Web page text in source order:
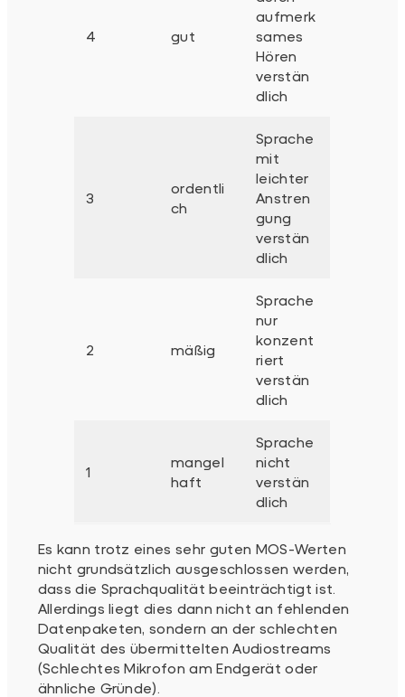
4 gut
aufmerk
sames
Hören
verstän
dlich
3
ordentli
ch
Sprache
mit
leichter
Anstren
gung
verstän
dlich
2 mäßig
Sprache
nur
konzent
riert
verstän
dlich
1
mangel
haft
Sprache
nicht
verstän
dlich
Es kann trotz eines sehr guten MOS-Werten
nicht grundsätzlich ausgeschlossen werden,
dass die Sprachqualität beeinträchtigt ist.
Allerdings liegt dies dann nicht an fehlenden
Datenpaketen, sondern an der schlechten
Qualität des übermittelten Audiostreams
(Schlechtes Mikrofon am Endgerät oder
ähnliche Gründe).